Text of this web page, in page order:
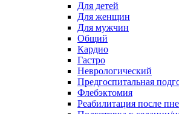
Для детей
Для женщин
Для мужчин
Общий
Кардио
Гастро
Неврологический
Предгоспитальная
Флебэктомия
Реабилитация после